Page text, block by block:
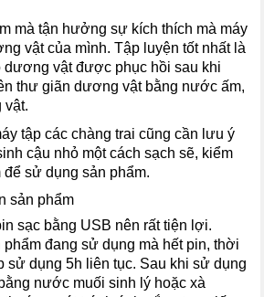
mà tận hưởng sự kích thích mà máy
vật của mình. Tập luyện tốt nhất là
dương vật được phục hồi sau khi
thư giãn dương vật bằng nước ấm,
vật.
tập các chàng trai cũng cần lưu ý
cậu nhỏ một cách sạch sẽ, kiểm
sử dụng sản phẩm.
sản phẩm
sạc bằng USB nên rất tiện lợi.
đang sử dụng mà hết pin, thời
sử dụng 5h liên tục. Sau khi sử dụng
nước muối sinh lý hoặc xà